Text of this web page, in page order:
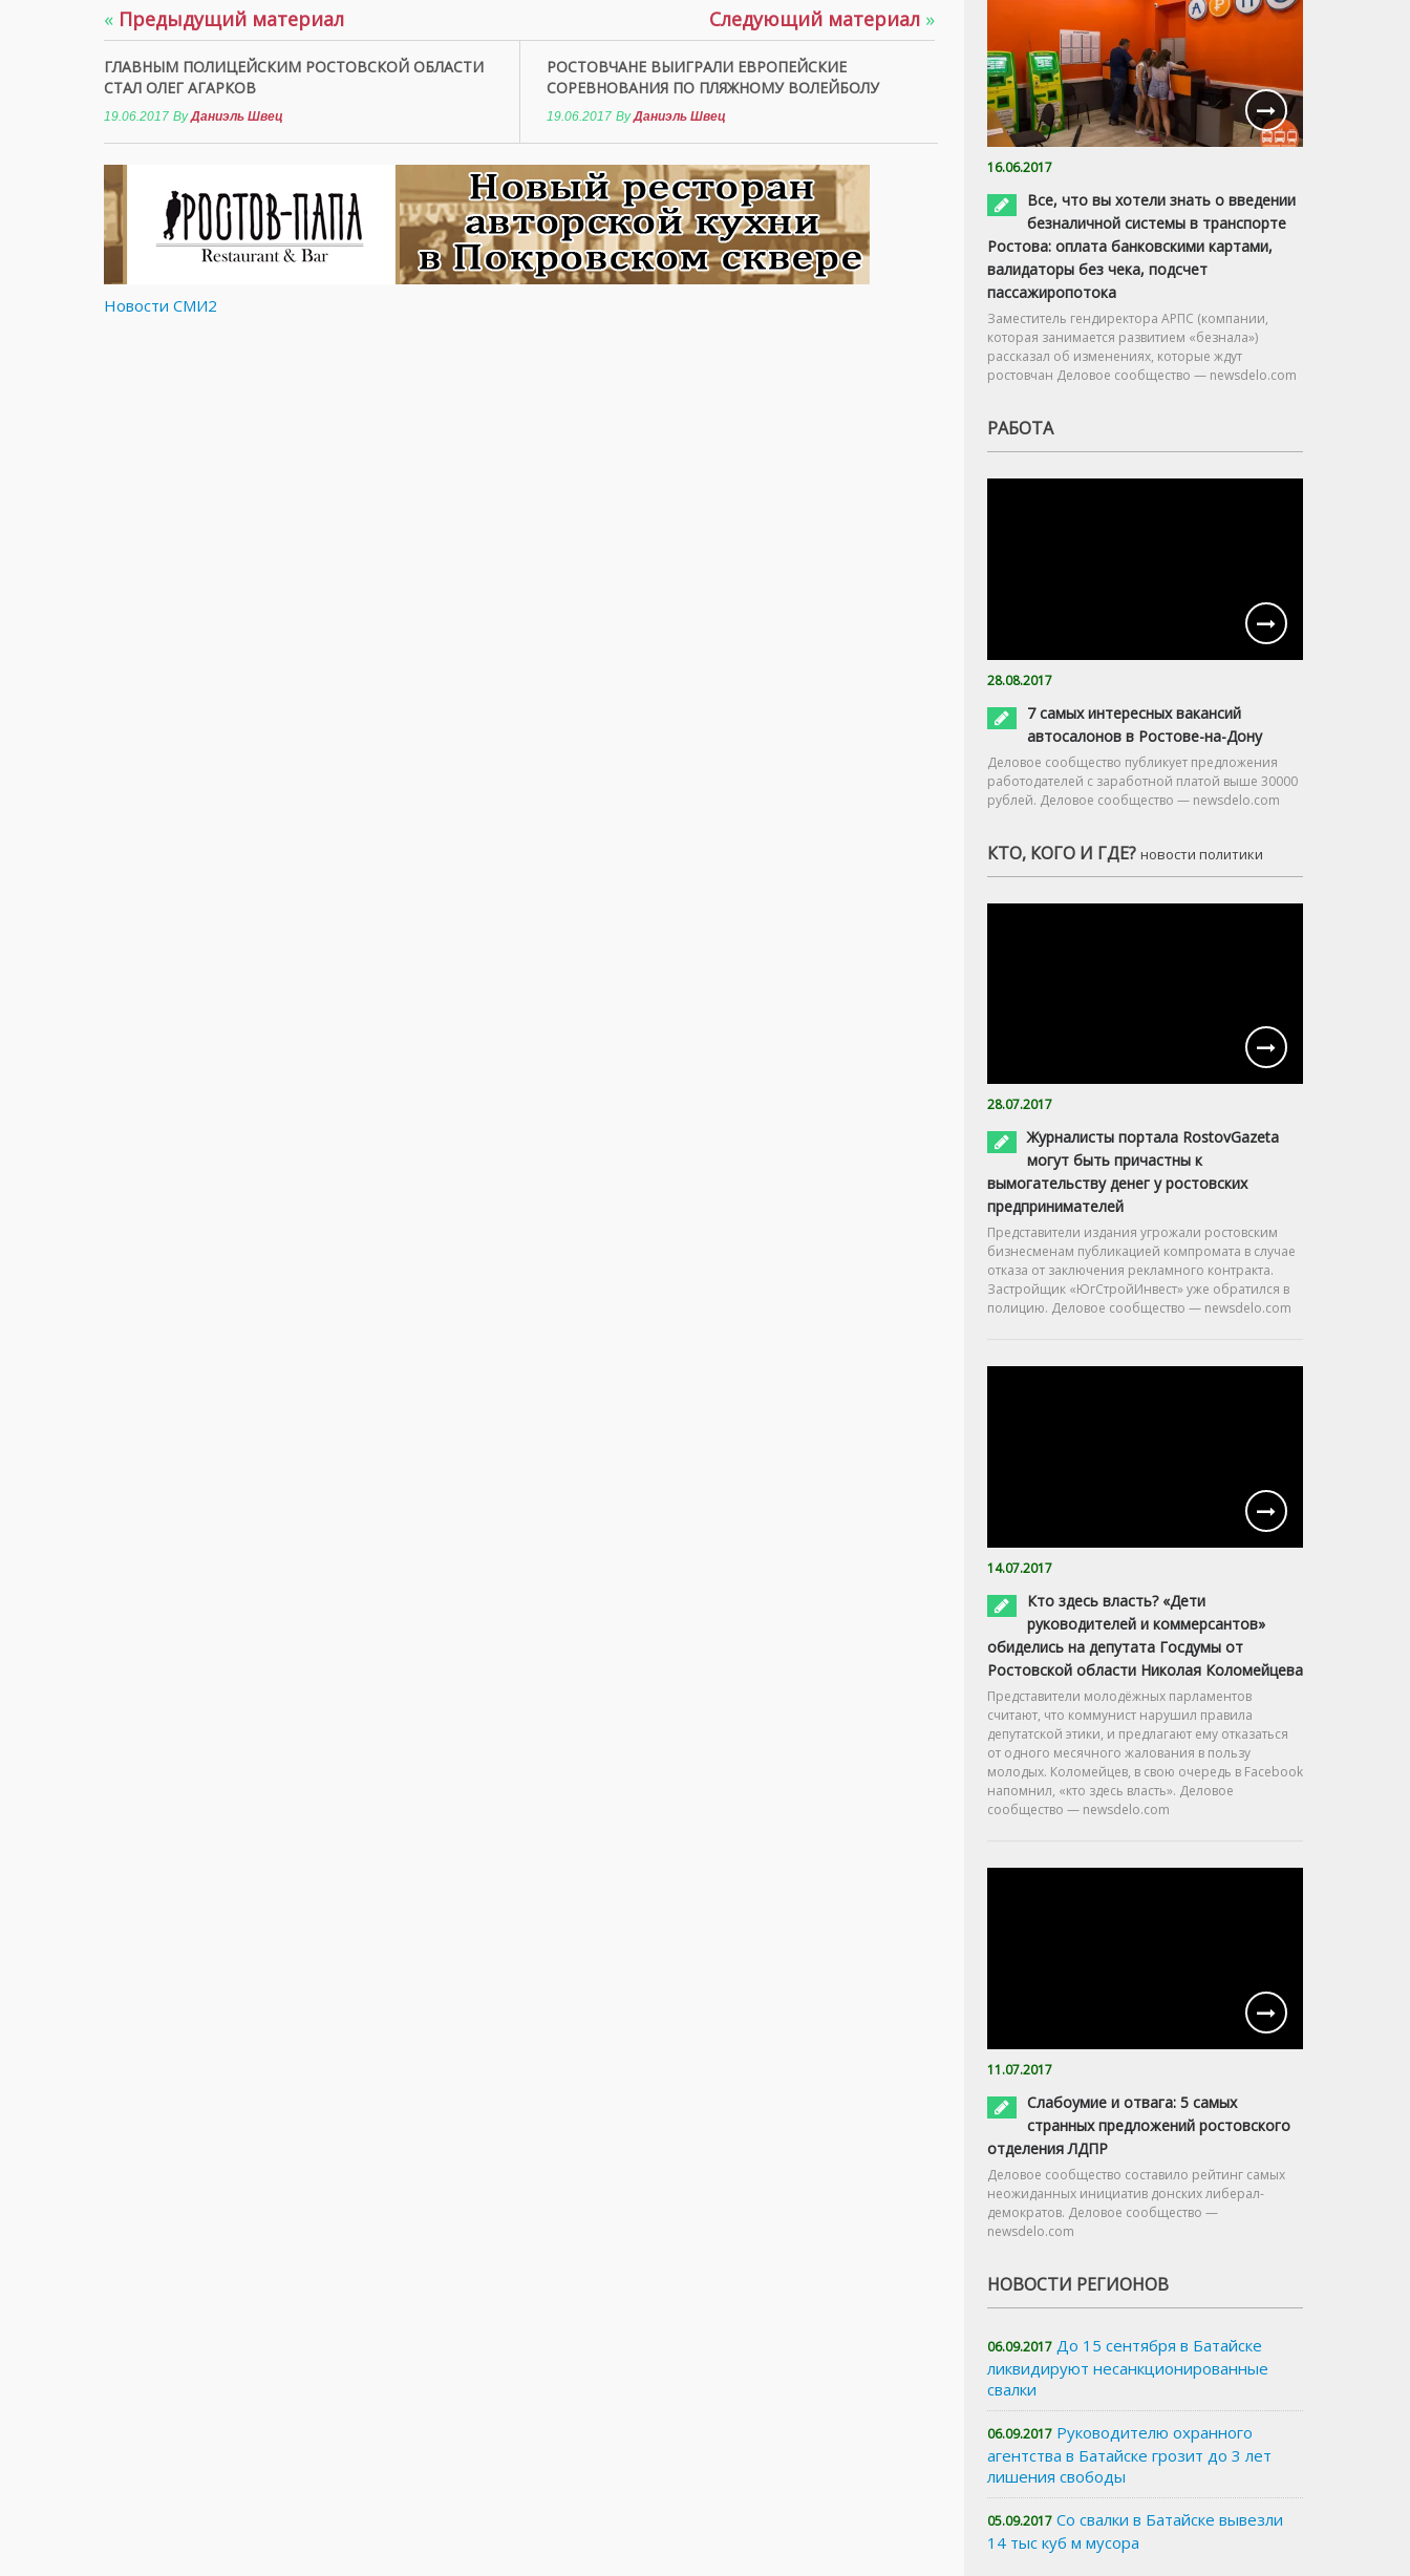
« Предыдущий материал
ГЛАВНЫМ ПОЛИЦЕЙСКИМ РОСТОВСКОЙ ОБЛАСТИ
СТАЛ ОЛЕГ АГАРКОВ
19.06.2017 ByДаниэль Швец
Следующий материал »
РОСТОВЧАНЕ ВЫИГРАЛИ ЕВРОПЕЙСКИЕ
СОРЕВНОВАНИЯ ПО ПЛЯЖНОМУ ВОЛЕЙБОЛУ
19.06.2017 ByДаниэль Швец
Новости СМИ2
16.06.2017
Все, что вы хотели знать о введении
безналичной системы в транспорте
Ростова: оплата банковскими картами,
валидаторы без чека, подсчет
пассажиропотока
Заместитель гендиректора АРПС (компании,
которая занимается развитием «безнала»)
рассказал об изменениях, которые ждут
ростовчан Деловое сообщество — newsdelo.com
РАБОТА
28.08.2017
7 самых интересных вакансий
автосалонов в Ростове-на-Дону
Деловое сообщество публикует предложения
работодателей с заработной платой выше 30000
рублей. Деловое сообщество — newsdelo.com
КТО, КОГО И ГДЕ? новости политики
28.07.2017
Журналисты портала RostovGazeta
могут быть причастны к
вымогательству денег у ростовских
предпринимателей
Представители издания угрожали ростовским
бизнесменам публикацией компромата в случае
отказа от заключения рекламного контракта.
Застройщик «ЮгСтройИнвест» уже обратился в
полицию. Деловое сообщество — newsdelo.com
14.07.2017
Кто здесь власть? «Дети
руководителей и коммерсантов»
обиделись на депутата Госдумы от
Ростовской области Николая Коломейцева
Представители молодёжных парламентов
считают, что коммунист нарушил правила
депутатской этики, и предлагают ему отказаться
от одного месячного жалования в пользу
молодых. Коломейцев, в свою очередь в Facebook
напомнил, «кто здесь власть». Деловое
сообщество — newsdelo.com
11.07.2017
Слабоумие и отвага: 5 самых
странных предложений ростовского
отделения ЛДПР
Деловое сообщество составило рейтинг самых
неожиданных инициатив донских либерал-
демократов. Деловое сообщество —
newsdelo.com
НОВОСТИ РЕГИОНОВ
06.09.2017 До 15 сентября в Батайске
ликвидируют несанкционированные
свалки
06.09.2017 Руководителю охранного
агентства в Батайске грозит до 3 лет
лишения свободы
05.09.2017 Со свалки в Батайске вывезли
14 тыс куб м мусора